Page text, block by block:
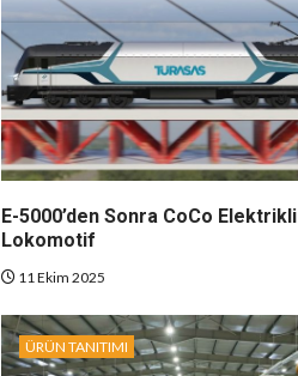
E-5000’den Sonra CoCo Elektrikli
Lokomotif
11 Ekim 2025
ÜRÜN TANITIMI